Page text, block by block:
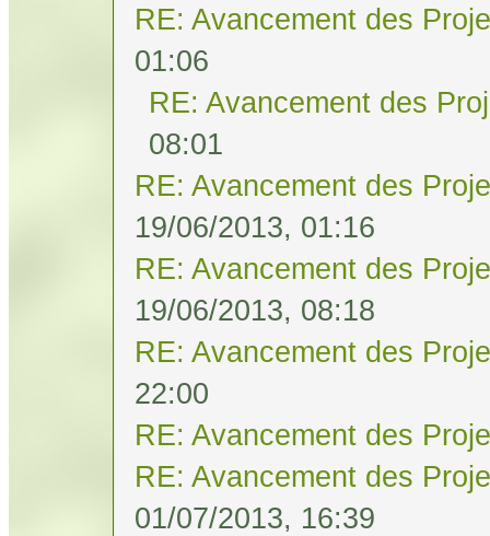
RE: Avancement des
01:06
RE: Avancement des
08:01
RE: Avancement des
19/06/2013, 01:16
RE: Avancement des
19/06/2013, 08:18
RE: Avancement des
22:00
RE: Avancement des
RE: Avancement des
01/07/2013, 16:39